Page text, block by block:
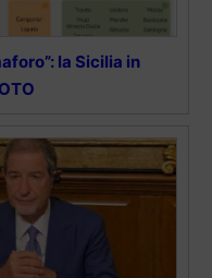
la Sicilia in